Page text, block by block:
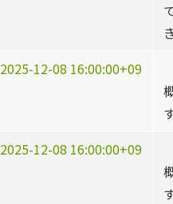
2025-12-08 16:00:00+09
2025-12-08 16:00:00+09